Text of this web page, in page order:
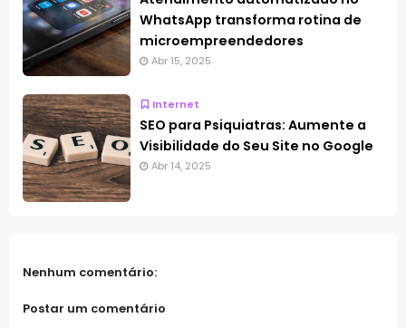
WhatsApp transforma rotina de
microempreendedores
Abr 15, 2025
Internet
SEO para Psiquiatras: Aumente a
Visibilidade do Seu Site no Google
Abr 14, 2025
Nenhum comentário:
Postar um comentário